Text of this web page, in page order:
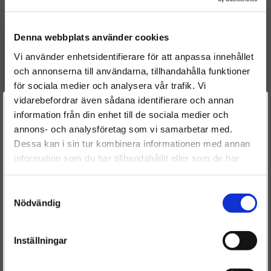
Denna webbplats använder cookies
Vi använder enhetsidentifierare för att anpassa innehållet
och annonserna till användarna, tillhandahålla funktioner
för sociala medier och analysera vår trafik. Vi
vidarebefordrar även sådana identifierare och annan
information från din enhet till de sociala medier och
annons- och analysföretag som vi samarbetar med.
Dessa kan i sin tur kombinera informationen med annan
information som du har tillhandahållit eller som de har
Nödvändig
Inställningar
OE numbers
1980 83
500313105
500384284
500313105
500384284
50 01 849 912
5001849912
Reference numbers
1980 81
1980 EC
1980EE
Välkommen till
Dieselspecialisten.se
För att förbättra din upplevelse på vår hemsida ber vi dig
välja vilken kategori du tillhör